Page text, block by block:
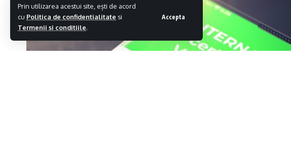
Prin utilizarea acestui site, ești de acord
cu Politica de confidentialitate si
Termenii si conditiile.
Accepta